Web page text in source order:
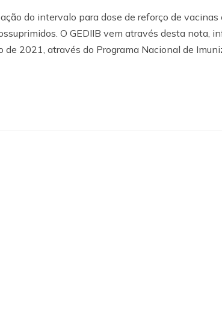
do intervalo para dose de reforço de vacinas
O GEDIIB vem através desta nota,
2021, através do Programa Nacional de